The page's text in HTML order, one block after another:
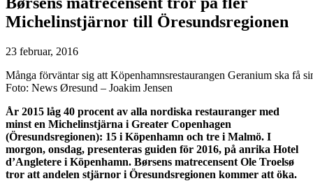
Michelinstjärnor till Öresundsregionen
23 februar, 2016
Många förväntar sig att Köpenhamnsrestaurangen Geranium ska få
Foto: News Øresund – Joakim Jensen
År 2015 låg 40 procent av alla nordiska restauranger med
minst en Michelinstjärna i Greater Copenhagen
(Öresundsregionen): 15 i Köpenhamn och tre i Malmö. I
morgon, onsdag, presenteras guiden för 2016, på anrika Hotel
d’Angletere i Köpenhamn. Børsens matrecensent Ole Troelsø
tror att andelen stjärnor i Öresundsregionen kommer att öka.